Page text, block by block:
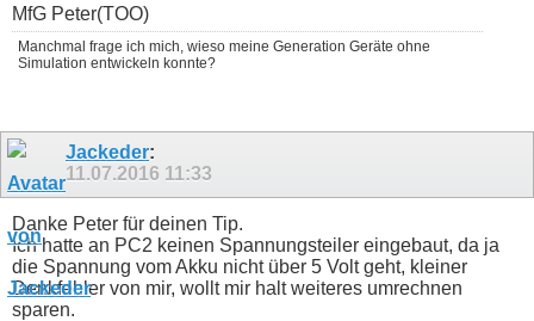
MfG Peter(TOO)
Manchmal frage ich mich, wieso meine Generation Geräte ohne
Simulation entwickeln konnte?
Jackeder:
11.07.2016 11:33
Danke Peter für deinen Tip.
Ich hatte an PC2 keinen Spannungsteiler eingebaut, da ja
die Spannung vom Akku nicht über 5 Volt geht, kleiner
Denkfehler von mir, wollt mir halt weiteres umrechnen
sparen.